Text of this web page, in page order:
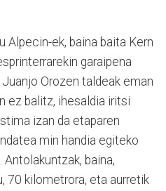
Alpecin-ek, baina baita Kern
garaipena
Orozen taldeak eman
ez balitz, ihesaldia iritsi
izan da etaparen
min handia egiteko
baina,
70 kilometrora, eta aurretik